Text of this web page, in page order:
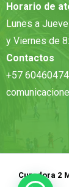
Horario de
Lunes a
y Viernes de
Contactos
+57
Curadora 2